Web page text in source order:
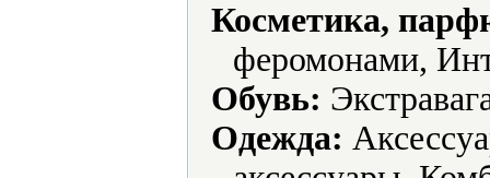
Косметика,
феромонами,
Обувь:
Одежда: